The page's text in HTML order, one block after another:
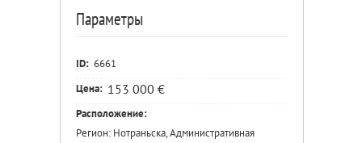
Параметры
ID: 6661
Цена: 153 000 €
Расположение:
Регион: Нотраньска, Административная